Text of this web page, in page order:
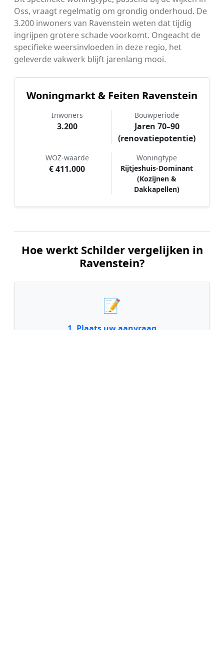
Oss, vraagt regelmatig om grondig onderhoud. De
3.200 inwoners van Ravenstein weten dat tijdig
ingrijpen grotere schade voorkomt. Ongeacht de
specifieke weersinvloeden in deze regio, het
geleverde vakwerk blijft jarenlang mooi.
Woningmarkt & Feiten Ravenstein
Inwoners
3.200
Bouwperiode
Jaren 70–90
(renovatiepotentie)
WOZ-waarde
€ 411.000
Woningtype
Rijtjeshuis-Dominant
(Kozijnen &
Dakkapellen)
Hoe werkt Schilder vergelijken in
Ravenstein?
📝
1. Plaats uw aanvraag